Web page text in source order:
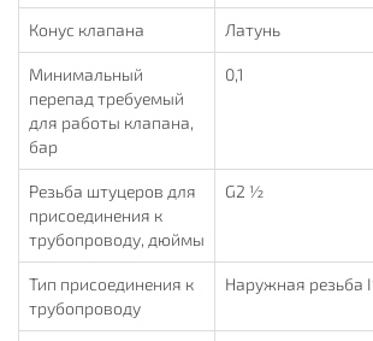
Конус клапана Латунь
Минимальный
перепад требуемый
для работы клапана,
бар
0,1
Резьба штуцеров для
присоединения к
трубопроводу, дюймы
G2 ½
Тип присоединения к
трубопроводу
Наружная резьба